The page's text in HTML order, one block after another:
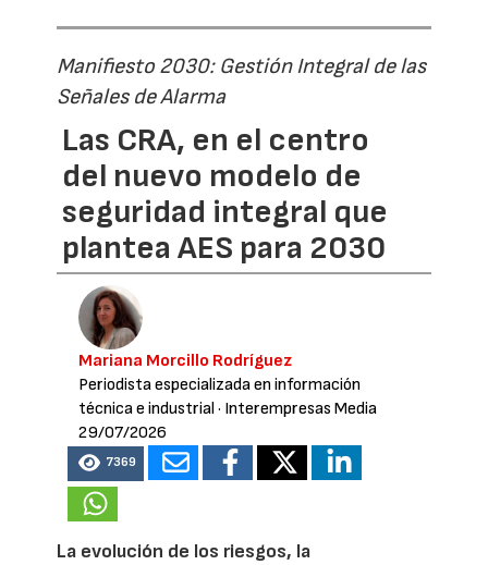
Manifiesto 2030: Gestión Integral de las
Señales de Alarma
Las CRA, en el centro
del nuevo modelo de
seguridad integral que
plantea AES para 2030
Mariana Morcillo Rodríguez
Periodista especializada en información
técnica e industrial· Interempresas Media
29/07/2026
7369
La evolución de los riesgos, la